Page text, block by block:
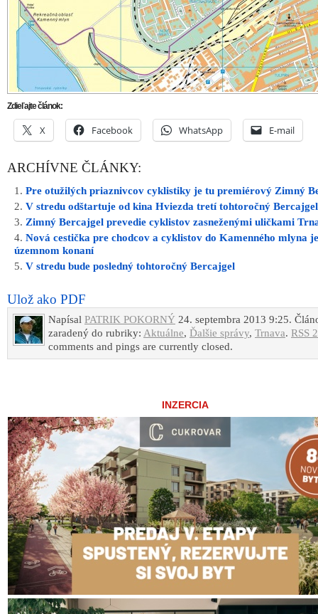
Zdieľajte článok:
X Facebook WhatsApp E-mail
ARCHÍVNE ČLÁNKY:
Pre otužilých priaznivcov cyklistiky je tu premiérový Zimný
V stredu odštartuje od kina Hviezda tretí tohtoročný Bercajgel
Zimný Bercajgel prevedie cyklistov zasneženými uličkami
Nová cestička pre chodcov a cyklistov do Kamenného mlyna
územnom konaní
V stredu bude posledný tohtoročný Bercajgel
Ulož ako PDF
Napísal PATRIK POKORNÝ 24. septembra 2013 9:25.
zaradený do rubriky: Aktuálne, Ďalšie správy, Trnava. RSS
comments and pings are currently closed.
INZERCIA